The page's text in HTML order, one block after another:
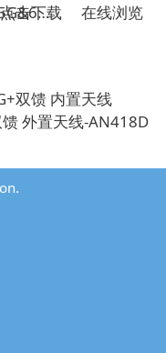
WIFI6E Triple Band (2.4G&5G&6G) Single Feeding Antenna.pdf
点击下载 在线浏览
双馈 内置天线
外置天线-AN418D